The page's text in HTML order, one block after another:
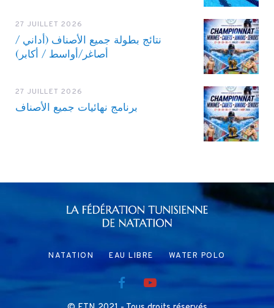
27 JUILLET 2026
نتائج بطولة جميع الأصناف (أداني /
أصاغر/أواسط / أكابر)
27 JUILLET 2026
برنامج نهائيات جميع الأصناف
NATATION EAU LIBRE WATER POLO